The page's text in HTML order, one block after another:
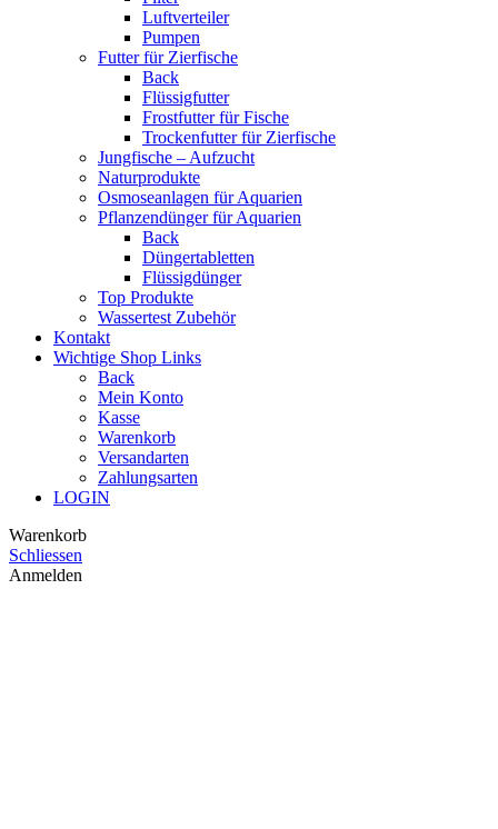
Luftverteiler
Pumpen
Futter für Zierfische
Back
Flüssigfutter
Frostfutter für Fische
Trockenfutter für Zierfische
Jungfische – Aufzucht
Naturprodukte
Osmoseanlagen für Aquarien
Pflanzendünger für Aquarien
Back
Düngertabletten
Flüssigdünger
Top Produkte
Wassertest Zubehör
Kontakt
Wichtige Shop Links
Back
Mein Konto
Kasse
Warenkorb
Versandarten
Zahlungsarten
LOGIN
Warenkorb
Schliessen
Anmelden